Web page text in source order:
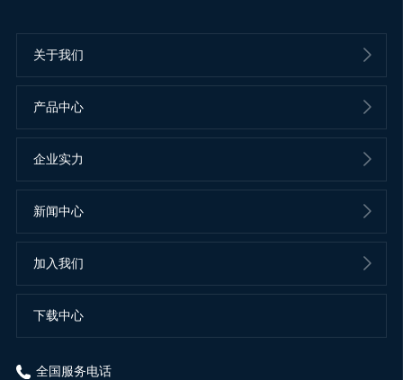
关于我们
产品中心
企业实力
新闻中心
加入我们
下载中心
全国服务电话